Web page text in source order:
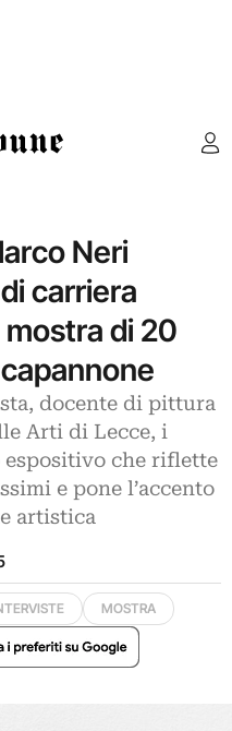
Neri
carriera
di 20
docente di pittura
Arti di Lecce, i
che riflette
e pone l’accento
artistica
MOSTRA